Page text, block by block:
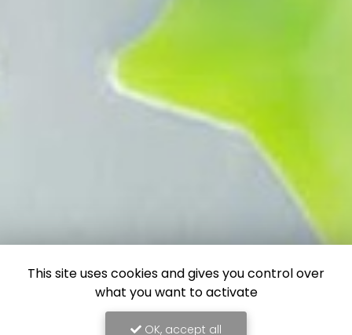
This site uses cookies and gives you control over
what you want to activate
OK, accept all